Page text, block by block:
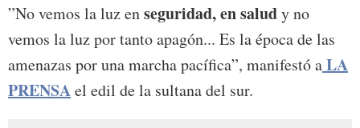
”No vemos la luz enseguridad, en saludy no
vemos la luz por tanto apagón... Es la época de las
amenazas por una marcha pacífica”, manifestó aLA
PRENSAel edil de la sultana del sur.